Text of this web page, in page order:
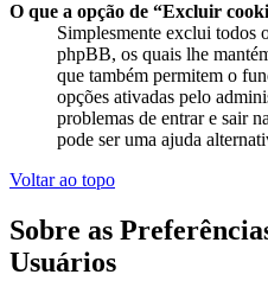
O que a opção de “Excluir
Simplesmente exclui todos
phpBB, os quais lhe
que também permitem o
opções ativadas pelo
problemas de entrar e sair
pode ser uma ajuda
Voltar ao topo
Sobre as
Usuários